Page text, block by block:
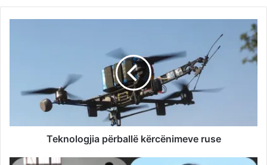
Teknologjia përballë kërcënimeve ruse